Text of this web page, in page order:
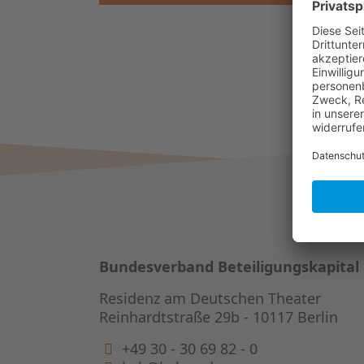
Bundesverband Beteiligungskapital
Residenz am Deutschen Theater
Reinhardtstraße 29b - 10117 Berlin
+49 30 - 30 69 82 - 0